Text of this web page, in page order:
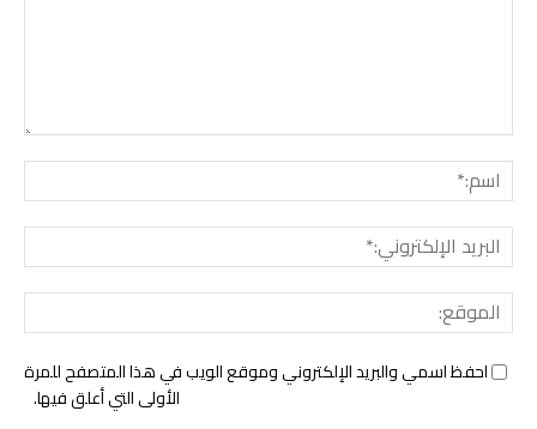
احفظ اسمي والبريد الإلكتروني وموقع الويب في هذا المتصفح للمرة
الأولى التي أعلق فيها.